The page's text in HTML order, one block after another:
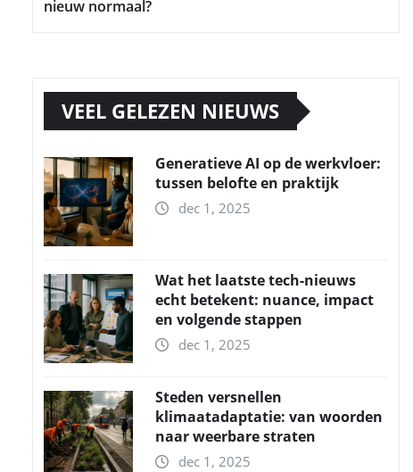
nieuw normaal?
VEEL GELEZEN NIEUWS
Generatieve AI op de werkvloer:
tussen belofte en praktijk
dec 1, 2025
Wat het laatste tech-nieuws
echt betekent: nuance, impact
en volgende stappen
dec 1, 2025
Steden versnellen
klimaatadaptatie: van woorden
naar weerbare straten
dec 1, 2025